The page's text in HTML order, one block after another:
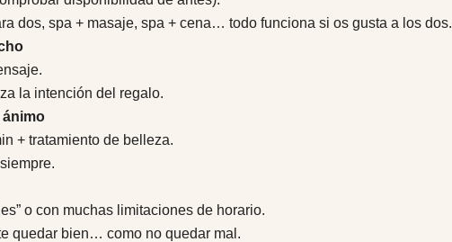
dos, spa + masaje, spa + cena… todo funciona si os gusta a los dos.
la intención del regalo.
ánimo
+ tratamiento de belleza.
o con muchas limitaciones de horario.
quedar bien… como no quedar mal.